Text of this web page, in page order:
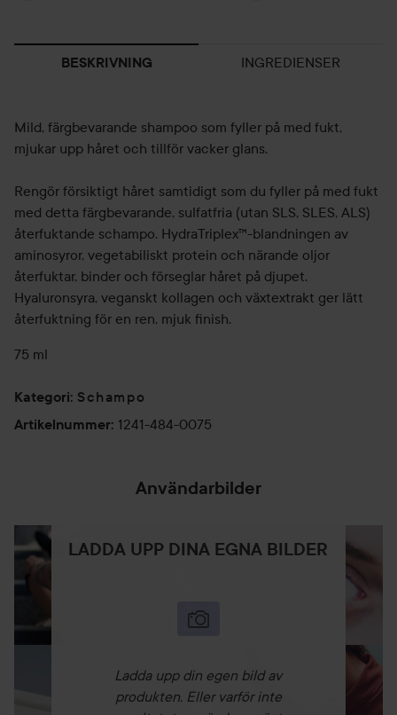
BESKRIVNING INGREDIENSER
Mild, färgbevarande shampoo som fyller på med fukt,
mjukar upp håret och tillför vacker glans.
Rengör försiktigt håret samtidigt som du fyller på med fukt
med detta färgbevarande, sulfatfria (utan SLS, SLES, ALS)
återfuktande schampo. HydraTriplex™-blandningen av
aminosyror, vegetabiliskt protein och närande oljor
återfuktar, binder och förseglar håret på djupet.
Hyaluronsyra, veganskt kollagen och växtextrakt ger lätt
återfuktning för en ren, mjuk finish.
75 ml
Kategori: Schampo
Artikelnummer: 1241-484-0075
Användarbilder
LADDA UPP DINA EGNA BILDER
Ladda upp din egen bild av
produkten. Eller varför inte